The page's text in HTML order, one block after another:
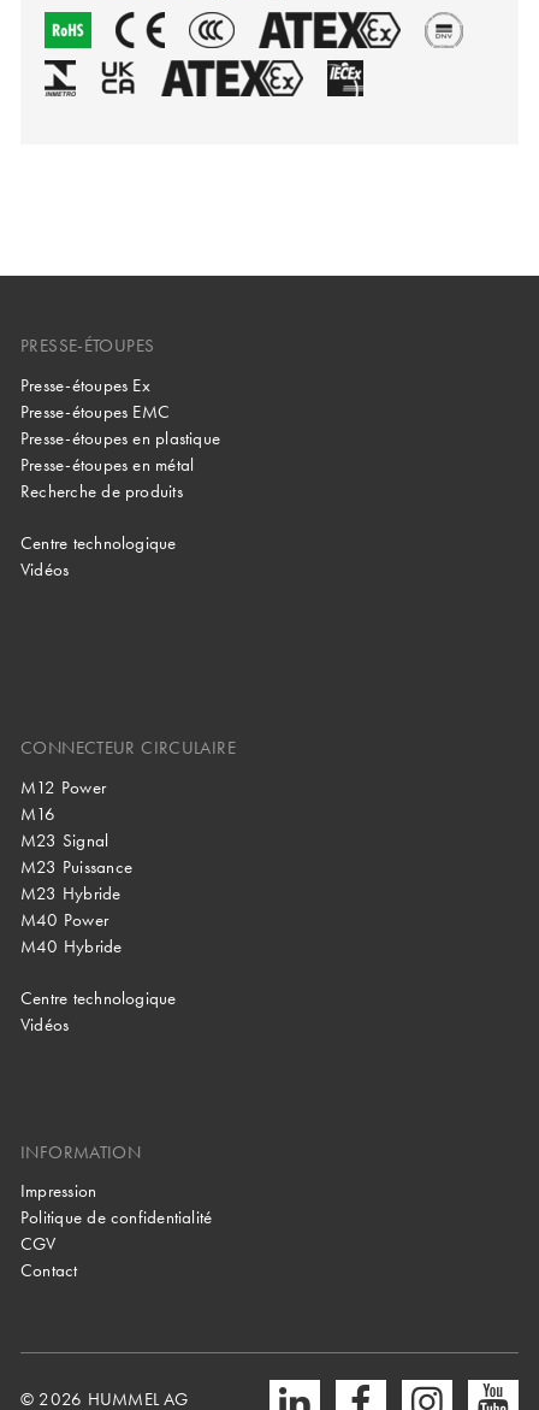
PRESSE-ÉTOUPES
Presse-étoupes Ex
Presse-étoupes EMC
Presse-étoupes en plastique
Presse-étoupes en métal
Recherche de produits
Centre technologique
Vidéos
CONNECTEUR CIRCULAIRE
M12 Power
M16
M23 Signal
M23 Puissance
M23 Hybride
M40 Power
M40 Hybride
Centre technologique
Vidéos
INFORMATION
Impression
Politique de confidentialité
CGV
Contact
© 2026 HUMMEL AG